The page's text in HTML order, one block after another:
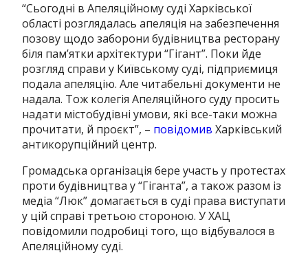
“Сьогодні в Апеляційному суді Харківської
області розглядалась апеляція на забезпечення
позову щодо заборони будівництва ресторану
біля пам’ятки архітектури “Гігант”. Поки йде
розгляд справи у Київському суді, підприємиця
подала апеляцію. Але читабельні документи не
надала. Тож колегія Апеляційного суду просить
надати містобудівні умови, які все-таки можна
прочитати, й проєкт”, – повідомив Харківський
антикорупційний центр.
Громадська організація бере участь у протестах
проти будівництва у “Гіганта”, а також разом із
медіа “Люк” домагається в суді права виступати
у цій справі третьою стороною. У ХАЦ
повідомили подробиці того, що відбувалося в
Апеляційному суді.